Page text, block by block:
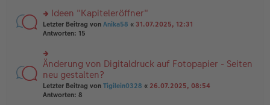
tr
a
g
e
n
er
tr
a
g
n
g
el
e
n
er
B
ei
tr
rs
te
u
n
g
el
es
e
Ideen "Kapiteleröffner"
Letzter Beitrag von Anika58 « 31.07.2025, 12:31
Antworten: 15
rs
te
r
u
n
Änderung von Digitaldruck auf Fotopapier - Seiten
neu gestalten?
Letzter Beitrag von Tigilein0328 « 26.07.2025, 08:54
Antworten: 8